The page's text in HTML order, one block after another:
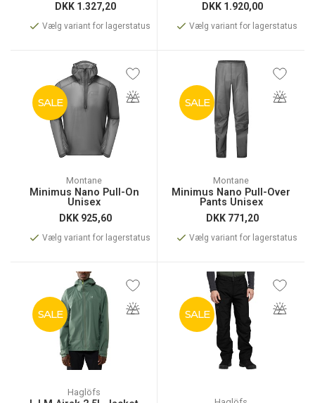
DKK 1.327,20
Vælg variant for lagerstatus
DKK 1.920,00
Vælg variant for lagerstatus
SALE
Montane
Minimus Nano Pull-On
Unisex
DKK 925,60
Vælg variant for lagerstatus
SALE
Montane
Minimus Nano Pull-Over
Pants Unisex
DKK 771,20
Vælg variant for lagerstatus
SALE
Haglöfs
SALE